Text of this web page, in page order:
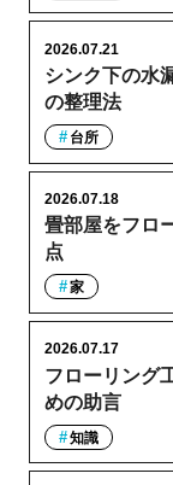
シンク下の水
の整理法
2026.07.21
台所
畳部屋をフロ
点
2026.07.18
家
フローリング
めの助言
2026.07.17
知識